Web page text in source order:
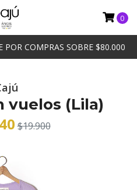
POR COMPRAS SOBRE $80.000
0
vuelos (Lila)
$19.900